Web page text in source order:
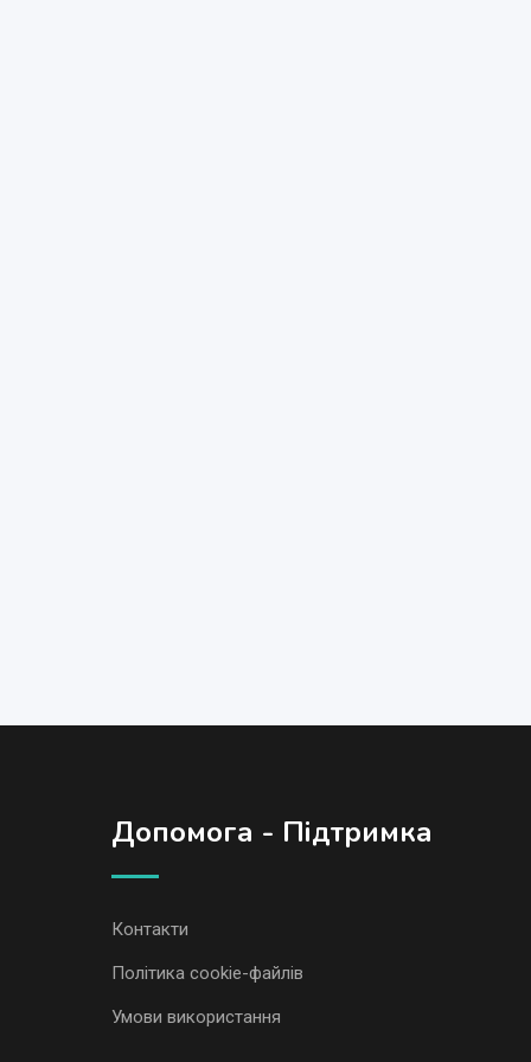
Допомога - Підтримка
Контакти
Політика cookie-файлів
Умови використання